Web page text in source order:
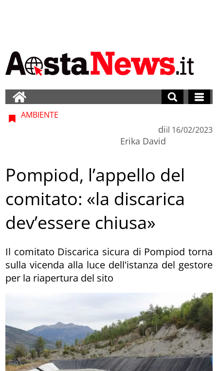
AMBIENTE
di
Erika David
il 16/02/2023
Pompiod, l’appello del
comitato: «la discarica
dev’essere chiusa»
Il comitato Discarica sicura di Pompiod torna
sulla vicenda alla luce dell'istanza del gestore
per la riapertura del sito